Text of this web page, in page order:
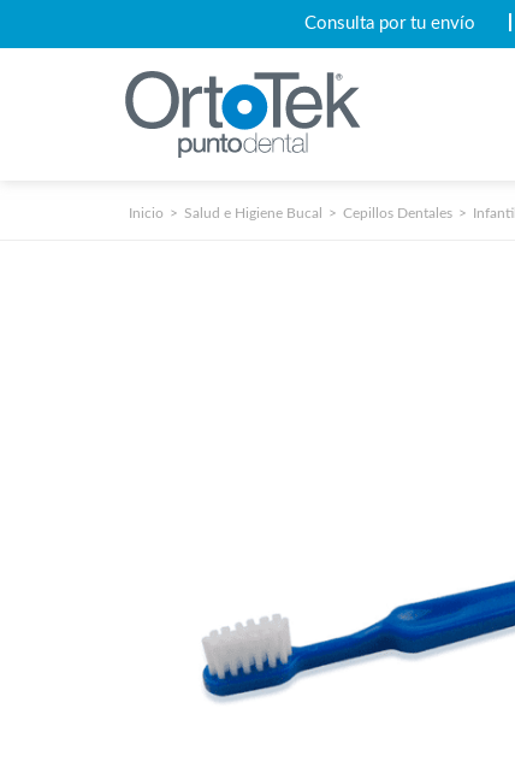
Consulta por tu envío
Inicio Salud e Higiene Bucal Cepillos Dentales Infantil